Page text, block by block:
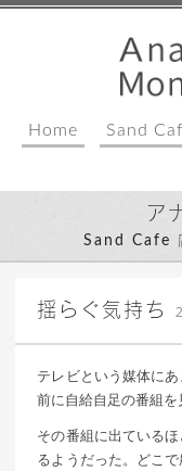
Home Sand
ア
Sand Cafe
揺らぐ気持ち
テレビという媒体に
前に自給自足の番組を
その番組に出ている
るようだった。どこ